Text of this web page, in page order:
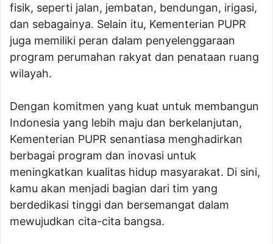
fisik, seperti jalan, jembatan, bendungan, irigasi,
dan sebagainya. Selain itu, Kementerian PUPR
juga memiliki peran dalam penyelenggaraan
program perumahan rakyat dan penataan ruang
wilayah.
Dengan komitmen yang kuat untuk membangun
Indonesia yang lebih maju dan berkelanjutan,
Kementerian PUPR senantiasa menghadirkan
berbagai program dan inovasi untuk
meningkatkan kualitas hidup masyarakat. Di sini,
kamu akan menjadi bagian dari tim yang
berdedikasi tinggi dan bersemangat dalam
mewujudkan cita-cita bangsa.